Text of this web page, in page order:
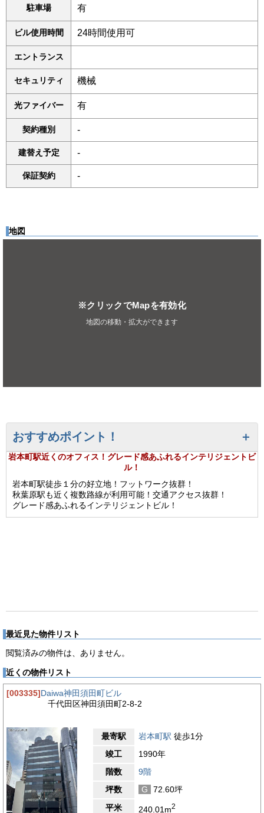
駐車場 有
ビル使用時間 24時間使用可
エントランス
セキュリティ 機械
光ファイバー 有
契約種別 -
建替え予定 -
保証契約 -
地図
※クリックでMapを有効化
地図の移動・拡大ができます
おすすめポイント！
岩本町駅近くのオフィス！グレード感あふれるインテリジェントビ
ル！
岩本町駅徒歩１分の好立地！フットワーク抜群！
秋葉原駅も近く複数路線が利用可能！交通アクセス抜群！
グレード感あふれるインテリジェントビル！
最近見た物件リスト
閲覧済みの物件は、ありません。
近くの物件リスト
[003335]Daiwa神田須田町ビル
千代田区神田須田町2-8-2
最寄駅 岩本町駅 徒歩1分
竣工
1990年
階数
9階
坪数
G
72.60坪
平米
240.01m2